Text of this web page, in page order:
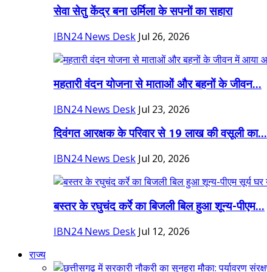
सेवा सेतु केंद्र बना उर्मिला के सपनों का सहारा
IBN24 News Desk Jul 26, 2026
महतारी वंदन योजना से माताओं और बहनों के जीवन...
IBN24 News Desk Jul 23, 2026
दिवंगत आरक्षक के परिवार से 19 लाख की वसूली का...
IBN24 News Desk Jul 20, 2026
बस्तर के रघुचंद कर्रे का बिजली बिल हुआ शून्य-पीएम...
IBN24 News Desk Jul 12, 2026
राज्य